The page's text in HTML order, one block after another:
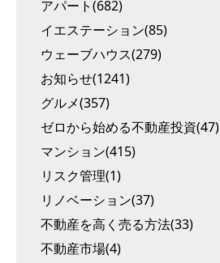
アパート(682)
イエステーション(85)
ウェーブハウス(279)
お知らせ(1241)
グルメ(357)
ゼロから始める不動産投資(47)
マンション(415)
リスク管理(1)
リノベーション(37)
不動産を高く売る方法(33)
不動産市場(4)